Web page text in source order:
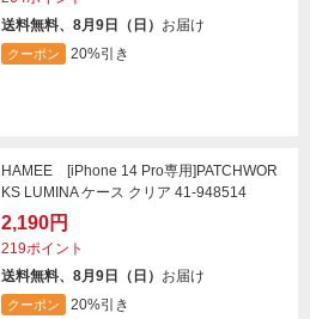
送料無料、8月9日（日） お届け
クーポン 20%引き
HAMEE [iPhone 14 Pro専用]PATCHWOR
KS LUMINA ケース クリア 41-948514
2,190円
219ポイント
送料無料、8月9日（日） お届け
クーポン 20%引き